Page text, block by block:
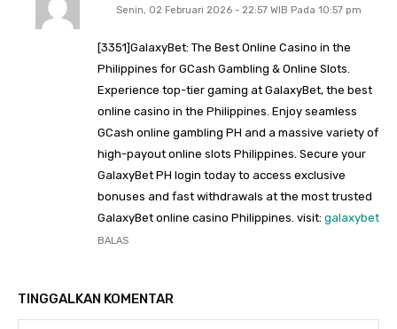
Senin, 02 Februari 2026 - 22:57 WIB Pada 10:57 pm
[3351]GalaxyBet: The Best Online Casino in the
Philippines for GCash Gambling & Online Slots.
Experience top-tier gaming at GalaxyBet, the best
online casino in the Philippines. Enjoy seamless
GCash online gambling PH and a massive variety of
high-payout online slots Philippines. Secure your
GalaxyBet PH login today to access exclusive
bonuses and fast withdrawals at the most trusted
GalaxyBet online casino Philippines. visit: galaxybet
BALAS
TINGGALKAN KOMENTAR